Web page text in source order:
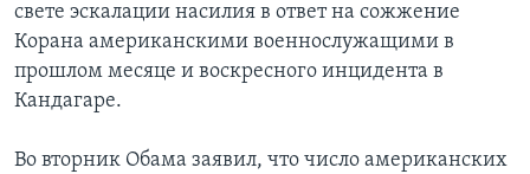
свете эскалации насилия в ответ на сожжение
Корана американскими военнослужащими в
прошлом месяце и воскресного инцидента в
Кандагаре.
Во вторник Обама заявил, что число американских